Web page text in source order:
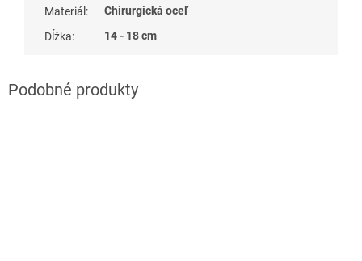
Materiál :
Chirurgická oceľ
Dĺžka: 14 - 18 cm